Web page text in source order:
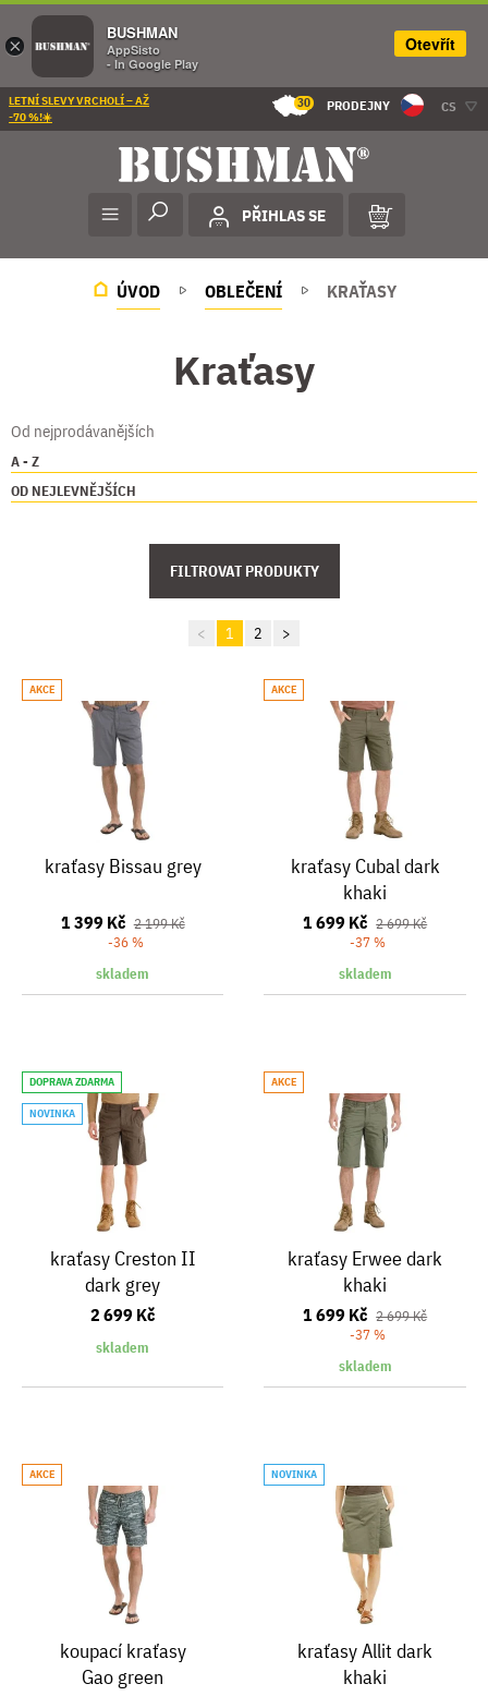
LETNÍ SLEVY VRCHOLÍ – AŽ
-70 %!☀️
30 PRODEJNY CS
PŘIHLAS SE
ÚVOD OBLEČENÍ KRAŤASY
Kraťasy
Od nejprodávanějších
A - Z
OD NEJLEVNĚJŠÍCH
FILTROVAT PRODUKTY
< 1 2 >
AKCE
kraťasy Bissau grey
1 399 Kč 2 199 Kč
-36 %
skladem
AKCE
kraťasy Cubal dark
khaki
1 699 Kč 2 699 Kč
-37 %
skladem
DOPRAVA ZDARMA
NOVINKA
kraťasy Creston II
dark grey
2 699 Kč
skladem
AKCE
kraťasy Erwee dark
khaki
1 699 Kč 2 699 Kč
-37 %
skladem
AKCE
koupací kraťasy
Gao green
NOVINKA
kraťasy Allit dark
khaki
×
BUSHMAN
AppSisto
- In Google Play
Otevřít